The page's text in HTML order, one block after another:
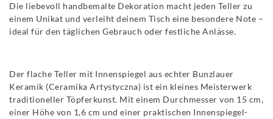
Die liebevoll handbemalte Dekoration macht jeden Teller zu
einem Unikat und verleiht deinem Tisch eine besondere Note –
ideal für den täglichen Gebrauch oder festliche Anlässe.
Der flache Teller mit Innenspiegel aus echter Bunzlauer
Keramik (Ceramika Artystyczna) ist ein kleines Meisterwerk
traditioneller Töpferkunst. Mit einem Durchmesser von 15 cm,
einer Höhe von 1,6 cm und einer praktischen Innenspiegel-